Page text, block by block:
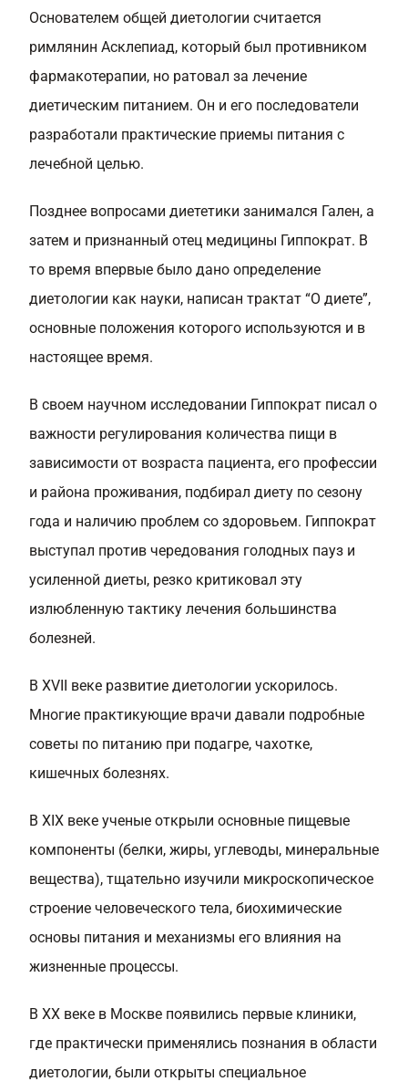
Основателем общей диетологии считается
римлянин Асклепиад, который был противником
фармакотерапии, но ратовал за лечение
диетическим питанием. Он и его последователи
разработали практические приемы питания с
лечебной целью.
Позднее вопросами диететики занимался Гален, а
затем и признанный отец медицины Гиппократ. В
то время впервые было дано определение
диетологии как науки, написан трактат “О диете”,
основные положения которого используются и в
настоящее время.
В своем научном исследовании Гиппократ писал о
важности регулирования количества пищи в
зависимости от возраста пациента, его профессии
и района проживания, подбирал диету по сезону
года и наличию проблем со здоровьем. Гиппократ
выступал против чередования голодных пауз и
усиленной диеты, резко критиковал эту
излюбленную тактику лечения большинства
болезней.
В XVII веке развитие диетологии ускорилось.
Многие практикующие врачи давали подробные
советы по питанию при подагре, чахотке,
кишечных болезнях.
В XIX веке ученые открыли основные пищевые
компоненты (белки, жиры, углеводы, минеральные
вещества), тщательно изучили микроскопическое
строение человеческого тела, биохимические
основы питания и механизмы его влияния на
жизненные процессы.
В XX веке в Москве появились первые клиники,
где практически применялись познания в области
диетологии, были открыты специальное